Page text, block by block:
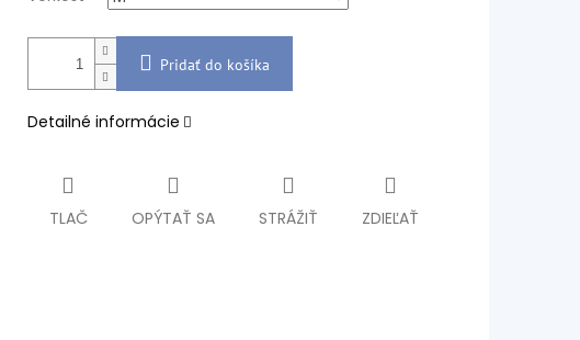
Pridať do košíka
Detailné informácie
TLAČ OPÝTAŤ SA STRÁŽIŤ ZDIEĽAŤ